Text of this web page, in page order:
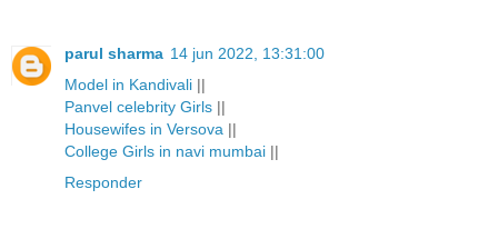
parul sharma 14 jun 2022, 13:31:00
Model in Kandivali ||
Panvel celebrity Girls ||
Housewifes in Versova ||
College Girls in navi mumbai ||
Responder